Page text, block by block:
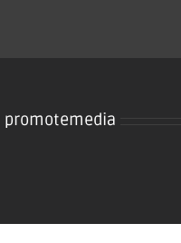
promotemedia